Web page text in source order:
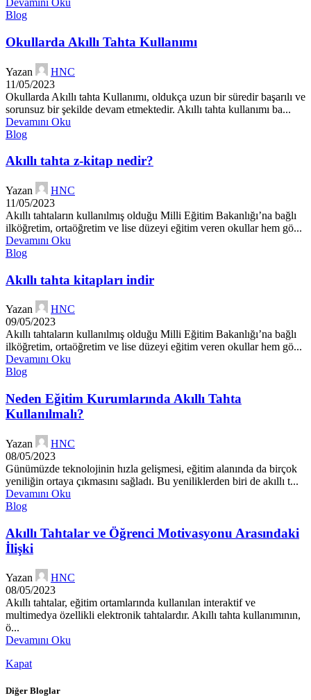
Devamını Oku
Blog
Okullarda Akıllı Tahta Kullanımı
Yazan
HNC
11/05/2023
Okullarda Akıllı tahta Kullanımı, oldukça uzun bir süredir başarılı ve
sorunsuz bir şekilde devam etmektedir. Akıllı tahta kullanımı ba...
Devamını Oku
Blog
Akıllı tahta z-kitap nedir?
Yazan
HNC
11/05/2023
Akıllı tahtaların kullanılmış olduğu Milli Eğitim Bakanlığı’na bağlı
ilköğretim, ortaöğretim ve lise düzeyi eğitim veren okullar hem gö...
Devamını Oku
Blog
Akıllı tahta kitapları indir
Yazan
HNC
09/05/2023
Akıllı tahtaların kullanılmış olduğu Milli Eğitim Bakanlığı’na bağlı
ilköğretim, ortaöğretim ve lise düzeyi eğitim veren okullar hem gö...
Devamını Oku
Blog
Neden Eğitim Kurumlarında Akıllı Tahta
Kullanılmalı?
Yazan
HNC
08/05/2023
Günümüzde teknolojinin hızla gelişmesi, eğitim alanında da birçok
yeniliğin ortaya çıkmasını sağladı. Bu yeniliklerden biri de akıllı t...
Devamını Oku
Blog
Akıllı Tahtalar ve Öğrenci Motivasyonu Arasındaki
İlişki
Yazan
HNC
08/05/2023
Akıllı tahtalar, eğitim ortamlarında kullanılan interaktif ve
multimedya özellikli elektronik tahtalardır. Akıllı tahta kullanımının,
ö...
Devamını Oku
Kapat
Diğer Bloglar